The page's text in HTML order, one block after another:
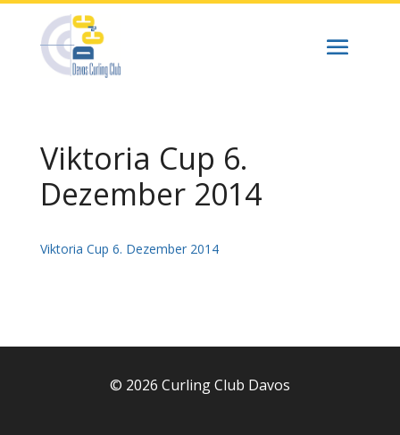
Viktoria Cup 6.
Dezember 2014
Viktoria Cup 6. Dezember 2014
© 2026 Curling Club Davos